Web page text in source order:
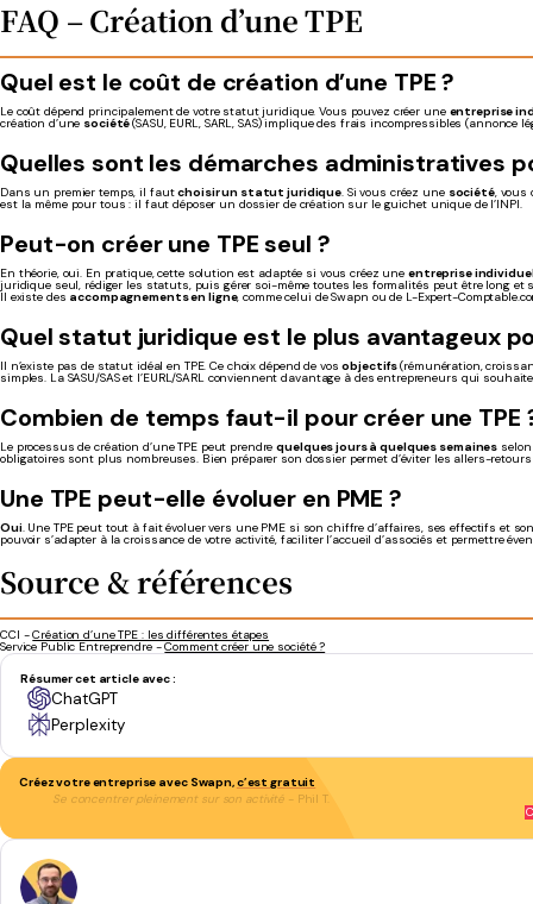
FAQ – Création d’une TPE
Quel est le coût de création d’une TPE ?
Le coût dépend principalement de votre statut juridique. Vous pouvez créer une entreprise
création d’une société(SASU, EURL, SARL, SAS) implique des frais incompressibles
Quelles sont les démarches administratives
Dans un premier temps, il fautchoisir un statut juridique. Si vous créez une société, vous
est la même pour tous : il faut déposer un dossier de création sur le guichet unique de l’INPI.
Peut-on créer une TPE seul ?
En théorie, oui. En pratique, cette solution est adaptée si vous créez une entreprise
juridique seul, rédiger les statuts, puis gérer soi-même toutes les formalités peut être long et
Il existe des accompagnements en ligne, comme celui de Swapn ou de L-Expert-
Quel statut juridique est le plus avantageux
Il n’existe pas de statut idéal en TPE. Ce choix dépend de vosobjectifs(rémunération,
simples. La SASU/SAS et l’EURL/SARL conviennent davantage à des entrepreneurs qui
Combien de temps faut-il pour créer une TPE
Le processus de création d’une TPE peut prendrequelques jours à quelques semaines
obligatoires sont plus nombreuses. Bien préparer son dossier permet d’éviter les allers-
Une TPE peut-elle évoluer en PME ?
Oui. Une TPE peut tout à fait évoluer vers une PME si son chiffre d’affaires, ses effectifs et
pouvoir s’adapter à la croissance de votre activité, faciliter l’accueil d’associés et permettre
Source & références
CCI -Création d’une TPE : les différentes étapes
Service Public Entreprendre -Comment créer une société ?
Résumer cet article avec :
ChatGPT
Perplexity
Créez votre entreprise avec Swapn,c’est gratuit
Se concentrer pleinement sur son activité - Phil T.